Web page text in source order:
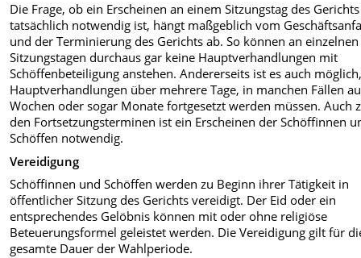
Die Frage, ob ein Erscheinen an einem Sitzungstag des Gerichts
tatsächlich notwendig ist, hängt maßgeblich vom
und der Terminierung des Gerichts ab. So können an einzelnen
Sitzungstagen durchaus gar keine Hauptverhandlungen mit
Schöffenbeteiligung anstehen. Andererseits ist es auch
Hauptverhandlungen über mehrere Tage, in manchen Fällen
Wochen oder sogar Monate fortgesetzt werden müssen. Auch
den Fortsetzungsterminen ist ein Erscheinen der Schöffinnen
Schöffen notwendig.
Vereidigung
Schöffinnen und Schöffen werden zu Beginn ihrer Tätigkeit in
öffentlicher Sitzung des Gerichts vereidigt. Der Eid oder ein
entsprechendes Gelöbnis können mit oder ohne religiöse
Beteuerungsformel geleistet werden. Die Vereidigung gilt für
gesamte Dauer der Wahlperiode.